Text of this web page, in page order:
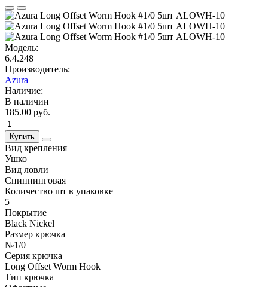
Модель:
6.4.248
Производитель:
Azura
Наличие:
В наличии
185.00 руб.
Купить
Вид крепления
Ушко
Вид ловли
Спиннинговая
Количество шт в упаковке
5
Покрытие
Black Nickel
Размер крючка
№1/0
Серия крючка
Long Offset Worm Hook
Тип крючка